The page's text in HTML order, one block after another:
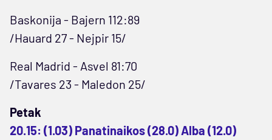
Baskonija - Bajern 112:89
/Hauard 27 - Nejpir 15/
Real Madrid - Asvel 81:70
/Tavares 23 - Maledon 25/
Petak
20.15: (1.03) Panatinaikos (28.0) Alba (12.0)